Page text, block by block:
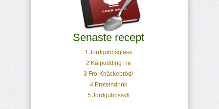
Senaste recept
1 Jordgubbsglass
2 Kålpudding i le
3 Frö-Knäckebröd/
4 Proteindrink
5 Jordgubbssylt